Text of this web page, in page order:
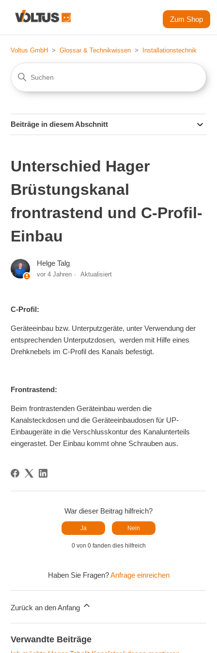
Zum Shop
Voltus GmbH Glossar & Technikwissen Installationstechnik
Beiträge in diesem Abschnitt
Unterschied Hager
Brüstungskanal
frontrastend und C-Profil-
Einbau
Helge Talg
vor 4 Jahren Aktualisiert
C-Profil:
Geräteeinbau bzw. Unterputzgeräte, unter Verwendung der
entsprechenden Unterputzdosen, werden mit Hilfe eines
Drehknebels im C-Profil des Kanals befestigt.
Frontrastend:
Beim frontrastenden Geräteinbau werden die
Kanalsteckdosen und die Geräteeinbaudosen für UP-
Einbaugeräte in die Verschlusskontur des Kanalunterteils
eingerastet. Der Einbau kommt ohne Schrauben aus.
War dieser Beitrag hilfreich?
Ja Nein
0 von 0 fanden dies hilfreich
Haben Sie Fragen?Anfrage einreichen
Zurück an den Anfang
Verwandte Beiträge